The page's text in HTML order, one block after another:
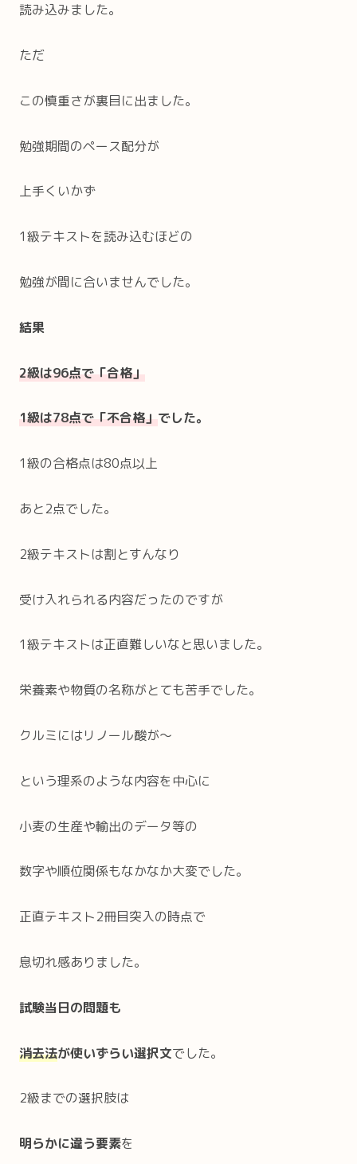
読み込みました。
ただ
この慎重さが裏目に出ました。
勉強期間のペース配分が
上手くいかず
1級テキストを読み込むほどの
勉強が間に合いませんでした。
結果
2級は96点で「合格」
1級は78点で「不合格」でした。
1級の合格点は80点以上
あと2点でした。
2級テキストは割とすんなり
受け入れられる内容だったのですが
1級テキストは正直難しいなと思いました。
栄養素や物質の名称がとても苦手でした。
クルミにはリノール酸が〜
という理系のような内容を中心に
小麦の生産や輸出のデータ等の
数字や順位関係もなかなか大変でした。
正直テキスト2冊目突入の時点で
息切れ感ありました。
試験当日の問題も
消去法が使いずらい選択文でした。
2級までの選択肢は
明らかに違う要素を